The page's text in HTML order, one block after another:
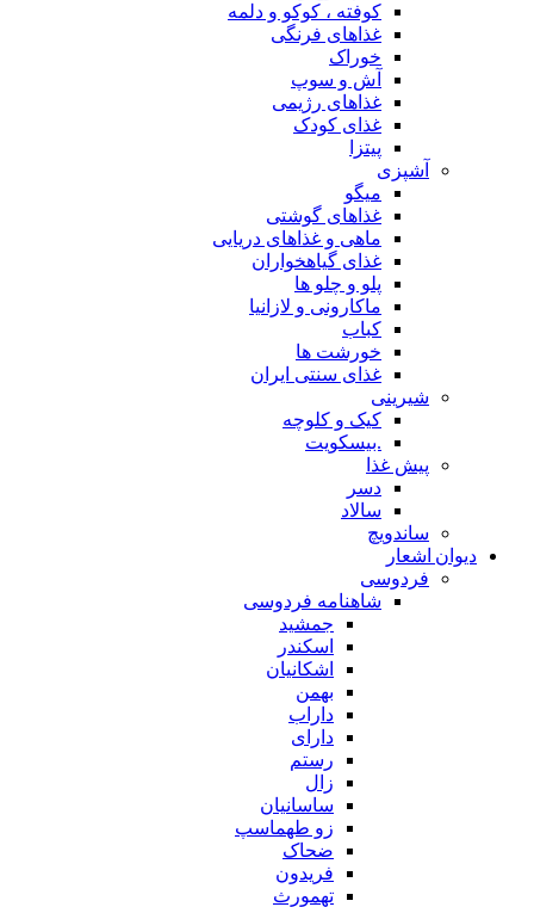
کوفته ، کوکو و دلمه
غذاهای فرنگی
خوراک
آش و سوپ
غذاهای رژیمی
غذای کودک
پیتزا
آشپزی
میگو
غذاهای گوشتی
ماهی و غذاهای دریایی
غذای گیاهخواران
پلو و چلو ها
ماکارونی و لازانیا
کباب
خورشت ها
غذای سنتی ایران
شیرینی
کیک و کلوچه
.بیسکویت
پیش غذا
دسر
سالاد
ساندویچ
دیوان اشعار
فردوسی
شاهنامه فردوسی
جمشید
اسکندر
اشکانیان
بهمن
داراب
دارای
رستم
زال
ساسانیان
زو طهماسپ‏
ضحاک
فریدون
تهمورث